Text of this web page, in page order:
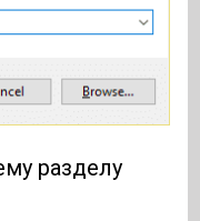
разделу